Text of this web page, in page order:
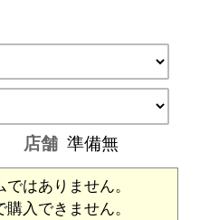
店舗 準備無
はありません。
入できません。